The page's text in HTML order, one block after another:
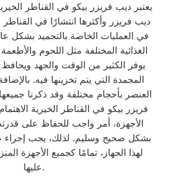
يعتبر ديب فريزر بيكو في القناطر
ديب فريزر وأكثرها انتشارًا في القناطر
في العمليات الخاصة بالتجميد بشكل
الغذائية المختلفة مثل اللحوم
يوفر الكثير من الوقت والجهد
المجمدة التي يتم تخزينها فيه.
العنصر بأحجام مختلفة وقد ذكرنا
فريزر بيكو في القناطر الخيرية
الأجهزة، أمر واجب للحفاظ على
بشكل صحيح وسليم. لذلك، يجب إجراء
لهذا الجهاز، تمامًا كجميع الأجهزة
عليها.